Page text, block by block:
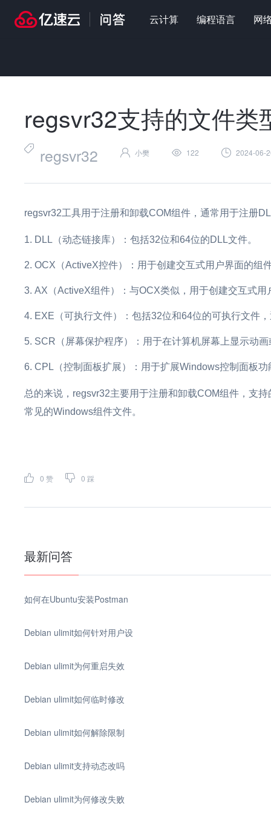
云计算 编程语言 网
regsvr32支持的文件类
regsvr32 小樊 122 2024-06-
regsvr32工具用于注册和卸载COM组件，通常用于注册
DLL（动态链接库）：包括32位和64位的DLL文件。
OCX（ActiveX控件）：用于创建交互式用户界面的组
AX（ActiveX组件）：与OCX类似，用于创建交互式用
EXE（可执行文件）：包括32位和64位的可执行文件
SCR（屏幕保护程序）：用于在计算机屏幕上显示动
CPL（控制面板扩展）：用于扩展Windows控制面板功
总的来说，regsvr32主要用于注册和卸载COM组件，支
常见的Windows组件文件。
0 赞 0 踩
最新问答
如何在Ubuntu安装Postman
Debian ulimit如何针对用户设
Debian ulimit为何重启失效
Debian ulimit如何临时修改
Debian ulimit如何解除限制
Debian ulimit支持动态改吗
Debian ulimit为何修改失败